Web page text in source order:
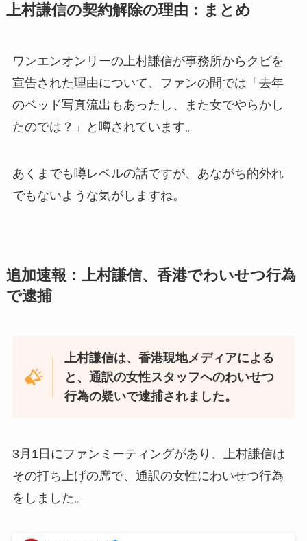
上村謙信の契約解除の理由：まとめ
ワンエンオンリーの上村謙信が事務所からクビを
宣告された理由について、ファンの間では「去年
のベッド写真流出もあったし、また女でやらかし
たのでは？」と噂されています。
あくまでも噂レベルの話ですが、あながち的外れ
でもないような気がしますね。
追加速報：上村謙信、香港でわいせつ行為
で逮捕
上村謙信は、香港現地メディアによる
と、通訳の女性スタッフへのわいせつ
行為の疑いで逮捕されました。
3月1日にファンミーティングがあり、上村謙信は
その打ち上げの席で、通訳の女性にわいせつ行為
をしました。